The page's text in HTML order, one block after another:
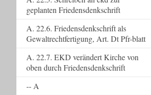
geplanten Friedensdenkschrift
A. 22.6. Friedensdenkschrift als
Gewaltrechtfertigung, Art. Dt Pfr-blatt
A. 22.7. EKD verändert Kirche von
oben durch Friedensdenkschrift
-- A